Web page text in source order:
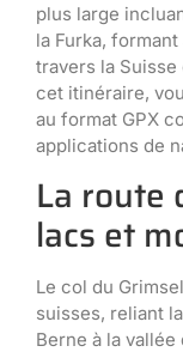
plus large
la Furka,
travers la
cet itinéraire,
au format GPX
applications de
La route
lacs et
Le col du
suisses, reliant
Berne à la vallée